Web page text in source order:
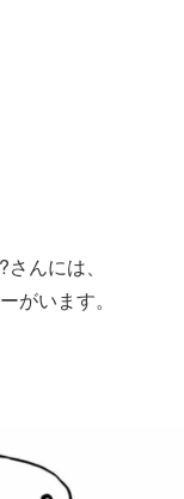
んには、
がいます。